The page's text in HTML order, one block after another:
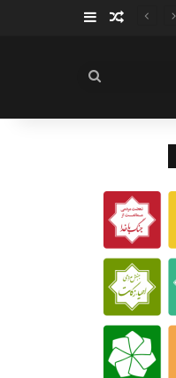
نوشته تصادفی
سایدبار
جستجو